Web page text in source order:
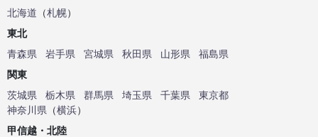
北海道 （札幌）
東北
青森県
岩手県 宮城県 秋田県 山形県
福島県
関東
茨城県
栃木県 群馬県 埼玉県 千葉県
東京都
神奈川県 （横浜）
甲信越・北陸